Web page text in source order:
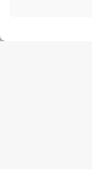
της Ευρωπαϊκής Ένωσης - Ε.Τ.Π.Α.